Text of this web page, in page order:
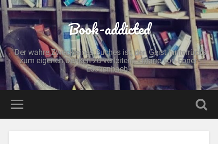
Book-addicted
"Der wahre Zweck eines Buches ist, den Geist hinterrücks
zum eigenen Denken zu verleiten." - Marie von Ebner-
Eschenbach -